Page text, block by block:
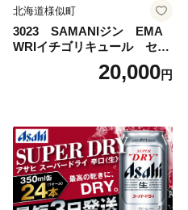
北海道様似町
3023 SAMANIジン EMA
WRIイチゴリキュール セッ
ト（箱入り）【大人の味 酒
お酒 洋酒 スピリッツ クラフ
セット 詰め合わせ カクテル
ソーダ割り アルコール ロッ
ク ソーダ ジントニック 】
20,000円